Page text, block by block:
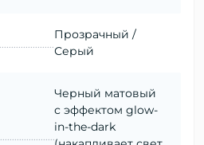
Прозрачный /
Серый
Черный матовый
с эффектом glow-
in-the-dark